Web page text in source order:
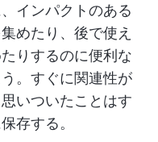
インパクトのある
めたり、後で使え
りするのに便利な
。すぐに関連性が
いついたことはす
存する。